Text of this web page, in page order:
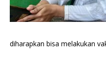
diharapkan bisa melakukan